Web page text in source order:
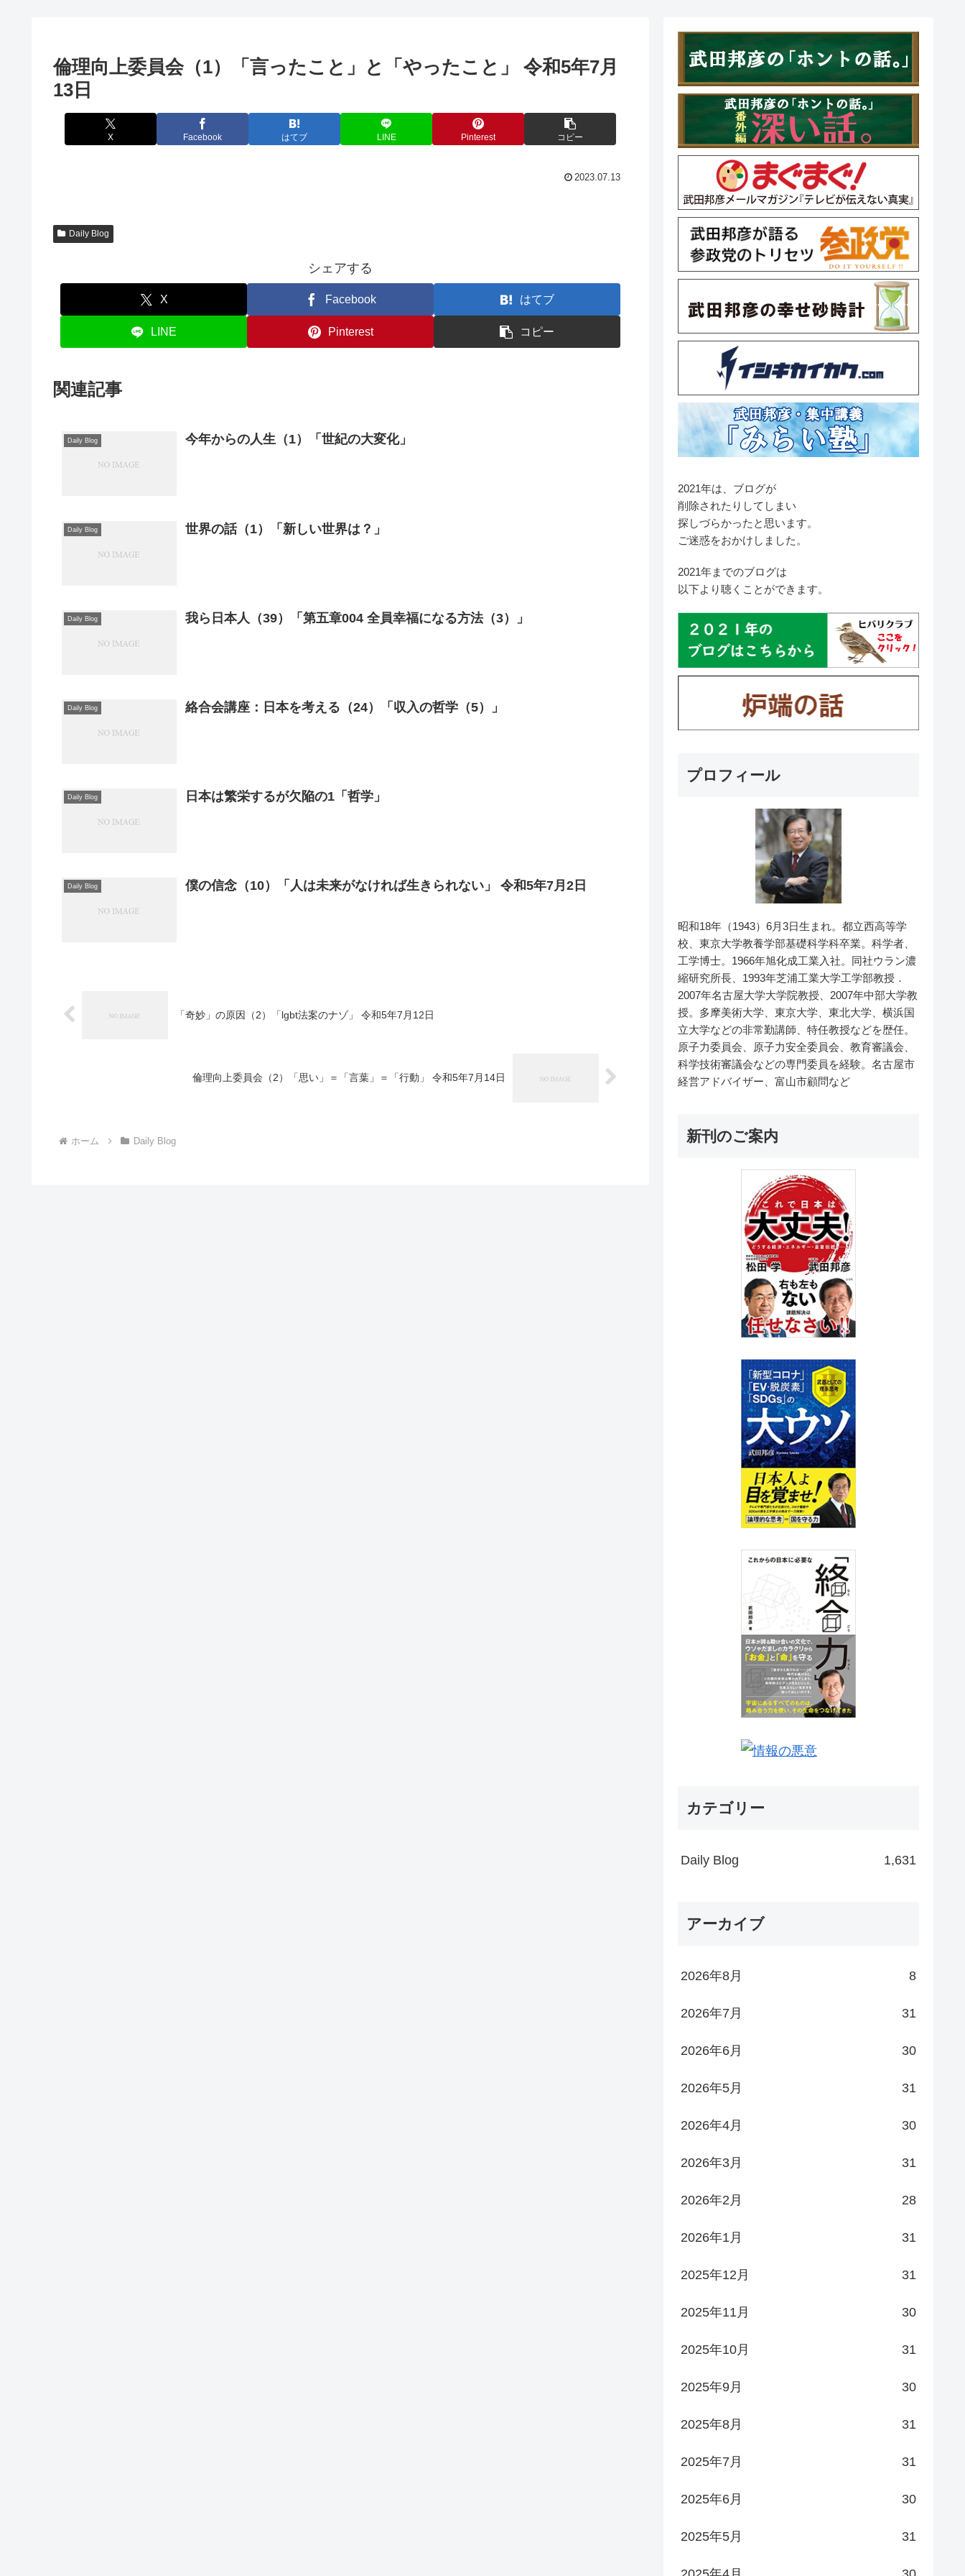
倫理向上委員会（1）「言ったこと」と「やったこと」 令和5年7月
13日
X Facebook はてブ LINE Pinterest コピー
2023.07.13
Daily Blog
シェアする
X Facebook はてブ
LINE Pinterest コピー
関連記事
Daily Blog 今年からの人生（1）「世紀の大変化」
Daily Blog 世界の話（1）「新しい世界は？」
Daily Blog 我ら日本人（39）「第五章004 全員幸福になる方法（3）」
Daily Blog 絡合会講座：日本を考える（24）「収入の哲学（5）」
Daily Blog 日本は繁栄するが欠陥の1「哲学」
Daily Blog 僕の信念（10）「人は未来がなければ生きられない」 令和5年7月2日
「奇妙」の原因（2）「lgbt法案のナゾ」 令和5年7月12日
倫理向上委員会（2）「思い」＝「言葉」＝「行動」 令和5年7月14日
ホーム Daily Blog
2021年は、ブログが
削除されたりしてしまい
探しづらかったと思います。
ご迷惑をおかけしました。
2021年までのブログは
以下より聴くことができます。
プロフィール
昭和18年（1943）6月3日生まれ。都立西高等学
校、東京大学教養学部基礎科学科卒業。科学者、
工学博士。1966年旭化成工業入社。同社ウラン濃
縮研究所長、1993年芝浦工業大学工学部教授．
2007年名古屋大学大学院教授、2007年中部大学教
授。多摩美術大学、東京大学、東北大学、横浜国
立大学などの非常勤講師、特任教授などを歴任。
原子力委員会、原子力安全委員会、教育審議会、
科学技術審議会などの専門委員を経験。名古屋市
経営アドバイザー、富山市顧問など
新刊のご案内
カテゴリー
Daily Blog 1,631
アーカイブ
2026年8月 8
2026年7月 31
2026年6月 30
2026年5月 31
2026年4月 30
2026年3月 31
2026年2月 28
2026年1月 31
2025年12月 31
2025年11月 30
2025年10月 31
2025年9月 30
2025年8月 31
2025年7月 31
2025年6月 30
2025年5月 31